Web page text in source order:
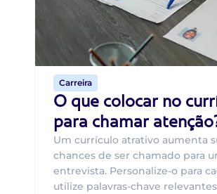
Carreira
O que colocar no
para chamar
Um currículo atrativo aumenta
chances de ser chamado para
entrevista. Personalize-o para
utilize palavras-chave